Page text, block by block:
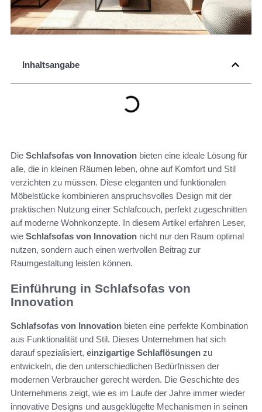
Inhaltsangabe
Die Schlafsofas von Innovation bieten eine ideale Lösung für
alle, die in kleinen Räumen leben, ohne auf Komfort und Stil
verzichten zu müssen. Diese eleganten und funktionalen
Möbelstücke kombinieren anspruchsvolles Design mit der
praktischen Nutzung einer Schlafcouch, perfekt zugeschnitten
auf moderne Wohnkonzepte. In diesem Artikel erfahren Leser,
wie Schlafsofas von Innovation nicht nur den Raum optimal
nutzen, sondern auch einen wertvollen Beitrag zur
Raumgestaltung leisten können.
Einführung in Schlafsofas von
Innovation
Schlafsofas von Innovation bieten eine perfekte Kombination
aus Funktionalität und Stil. Dieses Unternehmen hat sich
darauf spezialisiert, einzigartige Schlaflösungen zu
entwickeln, die den unterschiedlichen Bedürfnissen der
modernen Verbraucher gerecht werden. Die Geschichte des
Unternehmens zeigt, wie es im Laufe der Jahre immer wieder
innovative Designs und ausgeklügelte Mechanismen in seinen